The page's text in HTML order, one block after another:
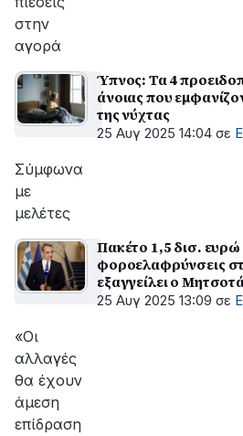
στην
αγορά
Ύπνος: Τα 4
άνοιας που
της νύχτας
25 Αυγ 2025 14:04 σε
Σύμφωνα
με
μελέτες
Πακέτο 1,5 δισ. ευρώ
φοροελαφρύνσεις
εξαγγείλει ο
25 Αυγ 2025 13:09 σε
«Οι
αλλαγές
θα έχουν
άμεση
επίδραση